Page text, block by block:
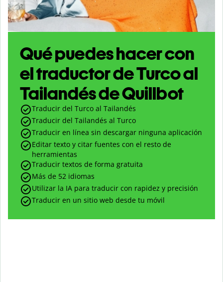
Qué puedes hacer con
el traductor de Turco al
Tailandés de Quillbot
Traducir del Turco al Tailandés
Traducir del Tailandés al Turco
Traducir en línea sin descargar ninguna aplicación
Editar texto y citar fuentes con el resto de
herramientas
Traducir textos de forma gratuita
Más de 52 idiomas
Utilizar la IA para traducir con rapidez y precisión
Traducir en un sitio web desde tu móvil